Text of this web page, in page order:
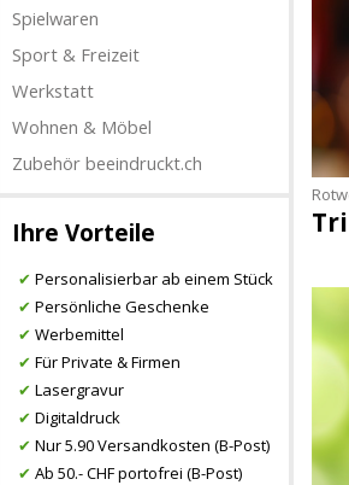
Spielwaren
Sport & Freizeit
Werkstatt
Wohnen & Möbel
Zubehör beeindruckt.ch
Ihre Vorteile
✔ Personalisierbar ab einem Stück
✔ Persönliche Geschenke
✔ Werbemittel
✔ Für Private & Firmen
✔ Lasergravur
✔ Digitaldruck
✔ Nur 5.90 Versandkosten (B-Post)
✔ Ab 50.- CHF portofrei (B-Post)